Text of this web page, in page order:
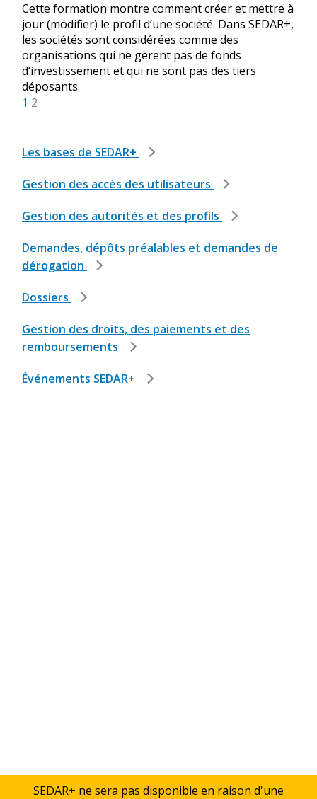
Les bases de SEDAR+
Gestion des accès des utilisateurs
Gestion des autorités et des profils
Demandes, dépôts préalables et demandes de
dérogation
Dossiers
Gestion des droits, des paiements et des
remboursements
Événements SEDAR+
Cette formation montre comment créer et mettre à
jour (modifier) le profil d’une société. Dans SEDAR+,
les sociétés sont considérées comme des
organisations qui ne gèrent pas de fonds
d’investissement et qui ne sont pas des tiers
déposants.
1 2
SEDAR+ ne sera pas disponible en raison d'une